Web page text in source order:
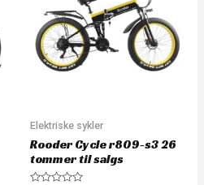
Elektriske sykler
Rooder Cycle r809-s3 26
tommer til salgs